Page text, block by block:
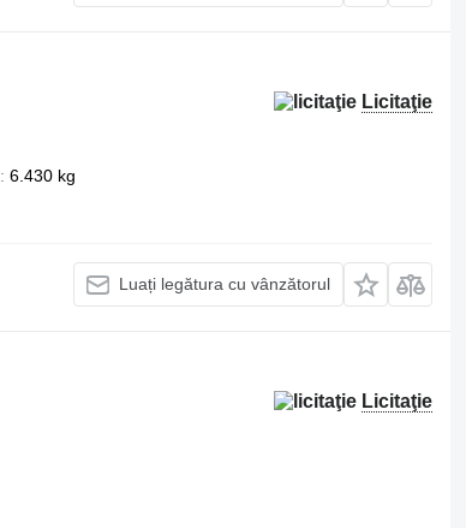
Licitaţie
6.430 kg
Luați legătura cu vânzătorul
Licitaţie